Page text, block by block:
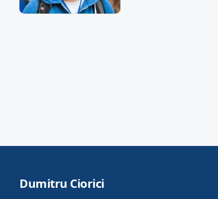
Dumitru Ciorici